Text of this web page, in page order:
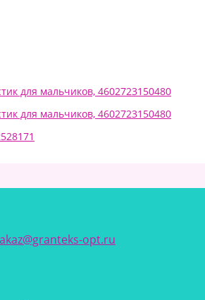
для мальчиков, 4602723150480
для мальчиков, 4602723150480
opt.ru